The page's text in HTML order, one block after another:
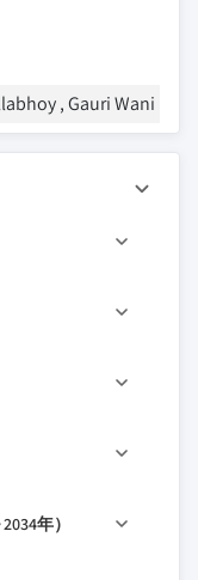
, Gauri Wani
路疾患の有病率増
年）